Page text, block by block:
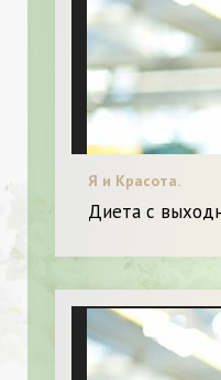
Я и Красота.
Диета с